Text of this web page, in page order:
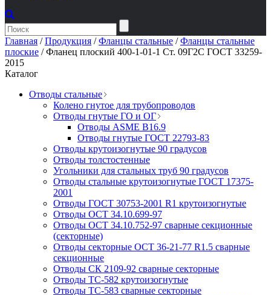
Главная /Продукция /Фланцы стальные /Фланцы стальные
плоские /Фланец плоский 400-1-01-1 Ст. 09Г2С ГОСТ 33259-
2015
Каталог
Отводы стальные
Колено гнутое для трубопроводов
Отводы гнутые ГО и ОГ
Отводы ASME B16.9
Отводы гнутые ГОСТ 22793-83
Отводы крутоизогнутые 90 градусов
Отводы толстостенные
Угольники для стальных труб 90 градусов
Отводы стальные крутоизогнутые ГОСТ 17375-
2001
Отводы ГОСТ 30753-2001 R1 крутоизогнутые
Отводы ОСТ 34.10.699-97
Отводы ОСТ 34.10.752-97 сварные секционные
(секторные)
Отводы секторные ОСТ 36-21-77 R1.5 сварные
секционные
Отводы СК 2109-92 сварные секторные
Отводы ТС-582 крутоизогнутые
Отводы ТС-583 сварные секторные